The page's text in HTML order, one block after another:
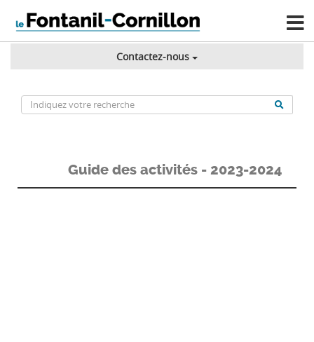
Contactez-nous
Guide des activités - 2023-2024